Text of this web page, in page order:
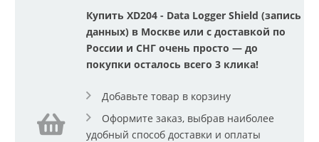
Купить XD204 - Data Logger Shield (запись
данных) в Москве или с доставкой по
России и СНГ очень просто — до
покупки осталось всего 3 клика!
Добавьте товар в корзину
Оформите заказ, выбрав наиболее
удобный способ доставки и оплаты